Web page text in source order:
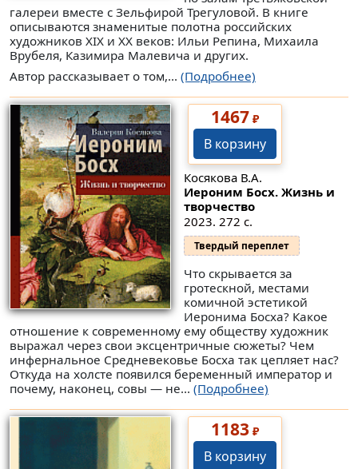
галереи вместе с Зельфирой Трегуловой. В книге
описываются знаменитые полотна российских
художников XIX и XX веков: Ильи Репина, Михаила
Врубеля, Казимира Малевича и других.
Автор рассказывает о том,... (Подробнее)
1467₽
В корзину
Косякова В.А.
Иероним Босх. Жизнь и
творчество
2023. 272 с.
Твердый переплет
Что скрывается за
гротескной, местами
комичной эстетикой
Иеронима Босха? Какое
отношение к современному ему обществу художник
выражал через свои эксцентричные сюжеты? Чем
инфернальное Средневековье Босха так цепляет нас?
Откуда на холсте появился беременный император и
почему, наконец, совы — не... (Подробнее)
1183₽
В корзину